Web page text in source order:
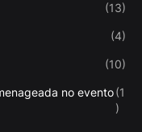
(13)
(4)
(10)
no evento(1
)